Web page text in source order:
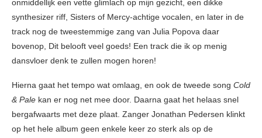
onmiddellijk een vette glimlach op mijn gezicht, een dikke
synthesizer riff, Sisters of Mercy-achtige vocalen, en later in de
track nog de tweestemmige zang van Julia Popova daar
bovenop, Dit belooft veel goeds! Een track die ik op menig
dansvloer denk te zullen mogen horen!
Hierna gaat het tempo wat omlaag, en ook de tweede song Cold
& Pale kan er nog net mee door. Daarna gaat het helaas snel
bergafwaarts met deze plaat. Zanger Jonathan Pedersen klinkt
op het hele album geen enkele keer zo sterk als op de